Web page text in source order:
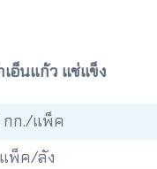
อ็นแก้ว แช่แข็ง
กก./แพ็ค
พ็ค/ลัง